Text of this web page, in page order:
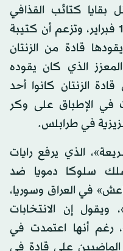
بقايا كتائب القذافي
الأمنية التي كانت تقاتل ثوار 17 فبراير، وتزعم أن كتيبة
قادة من الزنتان
تكونت أساسا من اللواء 32 المعزز الذي كان يقوده
الزنتان كانوا أحد
في الإطباق على وكر
في طرابلس.
الذي يرفع رايات
سلوكا دمويا ضد
في العراق وسوريا،
ويقول إن الانتخابات
رغم أنها اعتمدت في
الماضيين على قادة في